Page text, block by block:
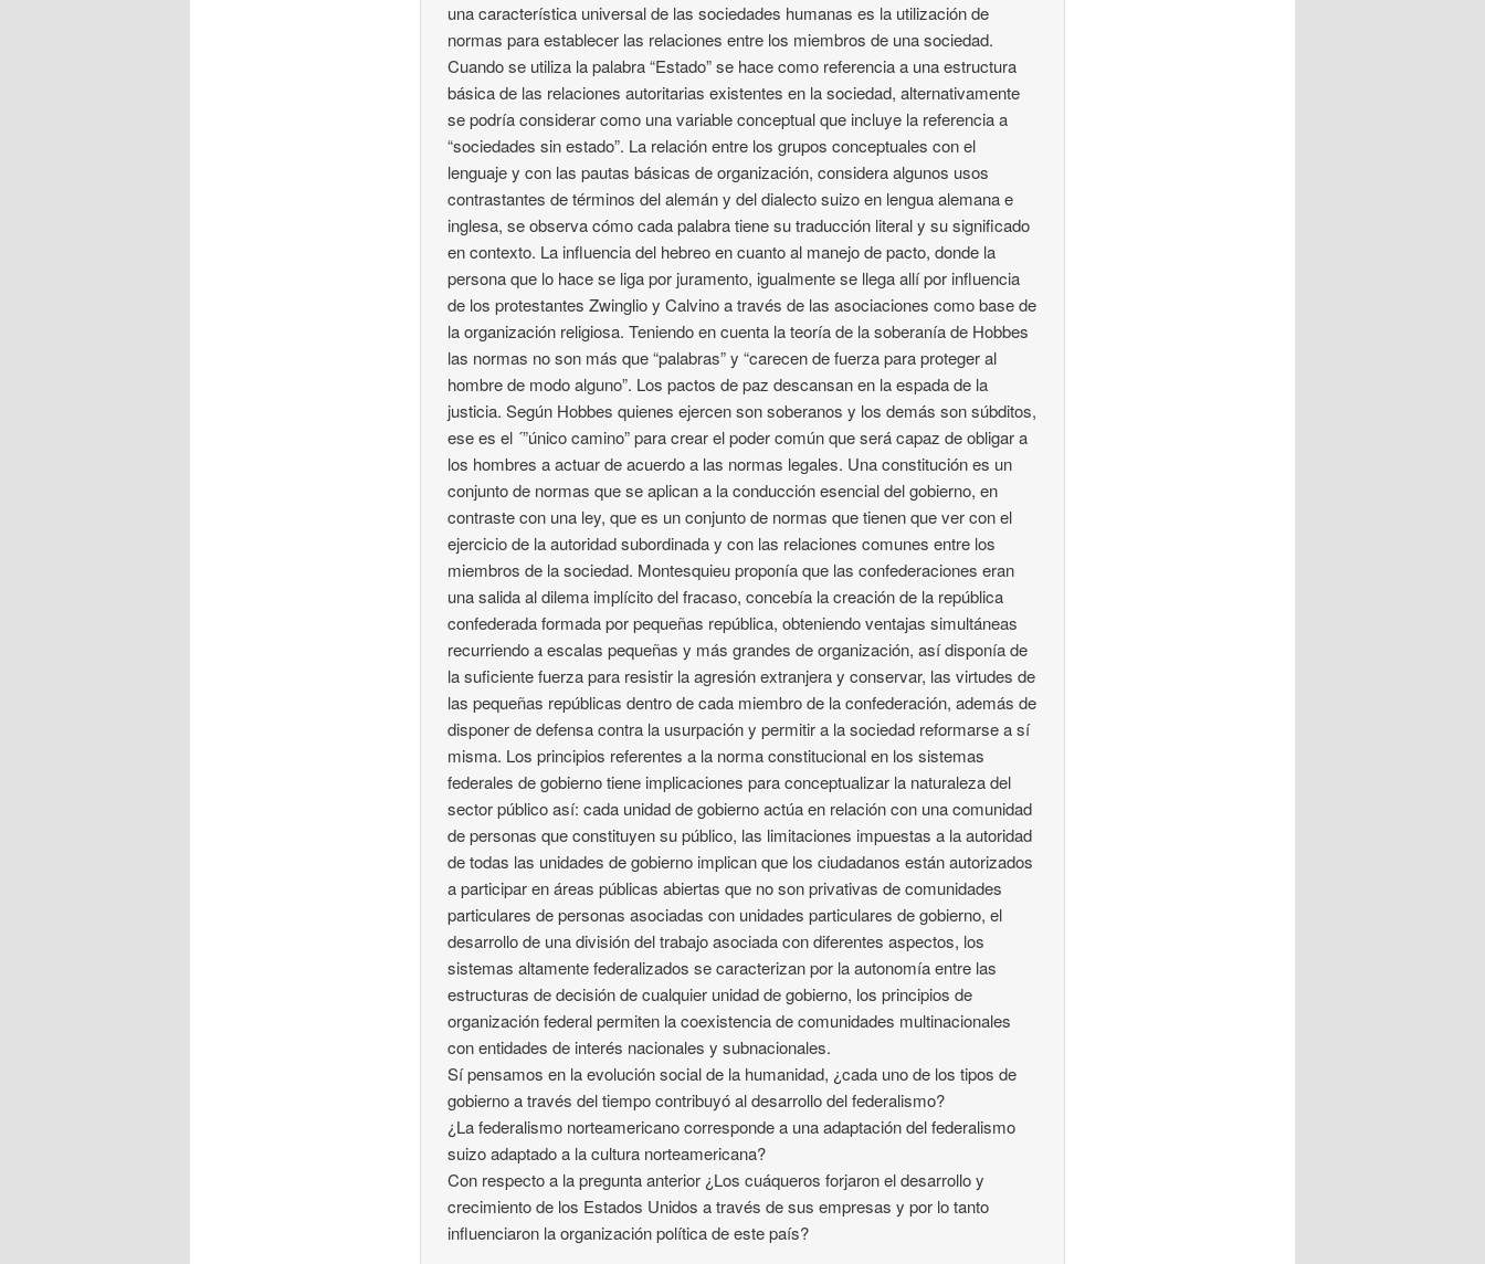
una característica universal de las sociedades humanas es la utilización de
normas para establecer las relaciones entre los miembros de una sociedad.
Cuando se utiliza la palabra “Estado” se hace como referencia a una estructura
básica de las relaciones autoritarias existentes en la sociedad, alternativamente
se podría considerar como una variable conceptual que incluye la referencia a
“sociedades sin estado”. La relación entre los grupos conceptuales con el
lenguaje y con las pautas básicas de organización, considera algunos usos
contrastantes de términos del alemán y del dialecto suizo en lengua alemana e
inglesa, se observa cómo cada palabra tiene su traducción literal y su significado
en contexto. La influencia del hebreo en cuanto al manejo de pacto, donde la
persona que lo hace se liga por juramento, igualmente se llega allí por influencia
de los protestantes Zwinglio y Calvino a través de las asociaciones como base de
la organización religiosa. Teniendo en cuenta la teoría de la soberanía de Hobbes
las normas no son más que “palabras” y “carecen de fuerza para proteger al
hombre de modo alguno”. Los pactos de paz descansan en la espada de la
justicia. Según Hobbes quienes ejercen son soberanos y los demás son súbditos,
ese es el ´”único camino” para crear el poder común que será capaz de obligar a
los hombres a actuar de acuerdo a las normas legales. Una constitución es un
conjunto de normas que se aplican a la conducción esencial del gobierno, en
contraste con una ley, que es un conjunto de normas que tienen que ver con el
ejercicio de la autoridad subordinada y con las relaciones comunes entre los
miembros de la sociedad. Montesquieu proponía que las confederaciones eran
una salida al dilema implícito del fracaso, concebía la creación de la república
confederada formada por pequeñas república, obteniendo ventajas simultáneas
recurriendo a escalas pequeñas y más grandes de organización, así disponía de
la suficiente fuerza para resistir la agresión extranjera y conservar, las virtudes de
las pequeñas repúblicas dentro de cada miembro de la confederación, además de
disponer de defensa contra la usurpación y permitir a la sociedad reformarse a sí
misma. Los principios referentes a la norma constitucional en los sistemas
federales de gobierno tiene implicaciones para conceptualizar la naturaleza del
sector público así: cada unidad de gobierno actúa en relación con una comunidad
de personas que constituyen su público, las limitaciones impuestas a la autoridad
de todas las unidades de gobierno implican que los ciudadanos están autorizados
a participar en áreas públicas abiertas que no son privativas de comunidades
particulares de personas asociadas con unidades particulares de gobierno, el
desarrollo de una división del trabajo asociada con diferentes aspectos, los
sistemas altamente federalizados se caracterizan por la autonomía entre las
estructuras de decisión de cualquier unidad de gobierno, los principios de
organización federal permiten la coexistencia de comunidades multinacionales
con entidades de interés nacionales y subnacionales.
Sí pensamos en la evolución social de la humanidad, ¿cada uno de los tipos de
gobierno a través del tiempo contribuyó al desarrollo del federalismo?
¿La federalismo norteamericano corresponde a una adaptación del federalismo
suizo adaptado a la cultura norteamericana?
Con respecto a la pregunta anterior ¿Los cuáqueros forjaron el desarrollo y
crecimiento de los Estados Unidos a través de sus empresas y por lo tanto
influenciaron la organización política de este país?